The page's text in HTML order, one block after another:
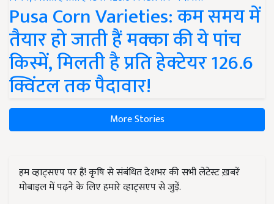
Pusa Corn Varieties: कम समय में
तैयार हो जाती हैं मक्का की ये पांच
किस्में, मिलती है प्रति हेक्टेयर 126.6
क्विंटल तक पैदावार!
More Stories
हम व्हाट्सएप पर हैं! कृषि से संबंधित देशभर की सभी लेटेस्ट ख़बरें
मोबाइल में पढ़ने के लिए हमारे व्हाट्सएप से जुड़ें.